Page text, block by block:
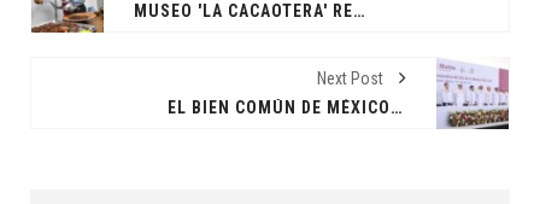
MUSEO 'LA CACAOTERA' RECONECTA A VISITANTES CON TRADICIONES ANCESTRALES; SE LLEVA A CABO EXITOSO TALLER DE ELABORACIÓN DE CHOCOLATE
Next Post
EL BIEN COMÚN DE MÉXICO Y DE TABASCO ES LA PRINCIPAL TAREA DE LA MARINA